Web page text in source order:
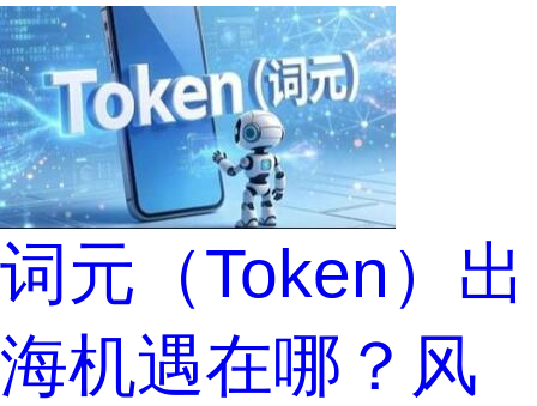
词元（Token）出
海机遇在哪？风